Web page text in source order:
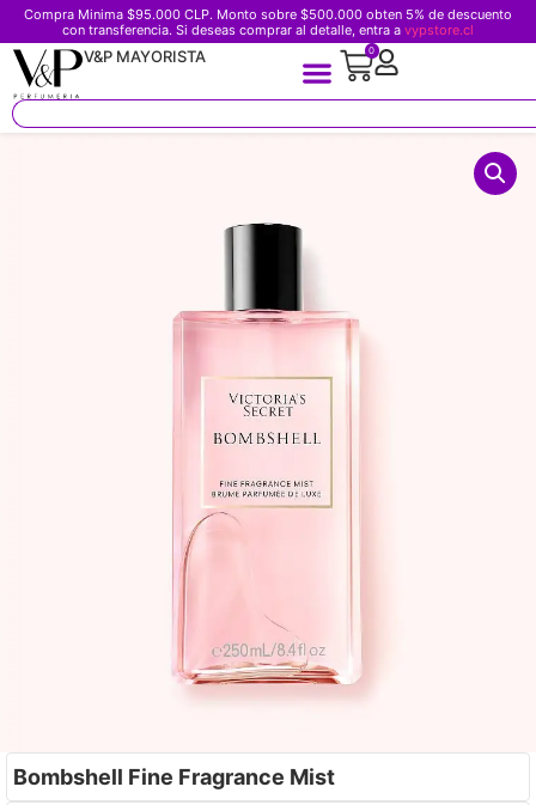
Compra Minima $95.000 CLP. Monto sobre $500.000 obten 5% de descuento
con transferencia. Si deseas comprar al detalle, entra a vypstore.cl
V&P MAYORISTA 0
Bombshell Fine Fragrance Mist